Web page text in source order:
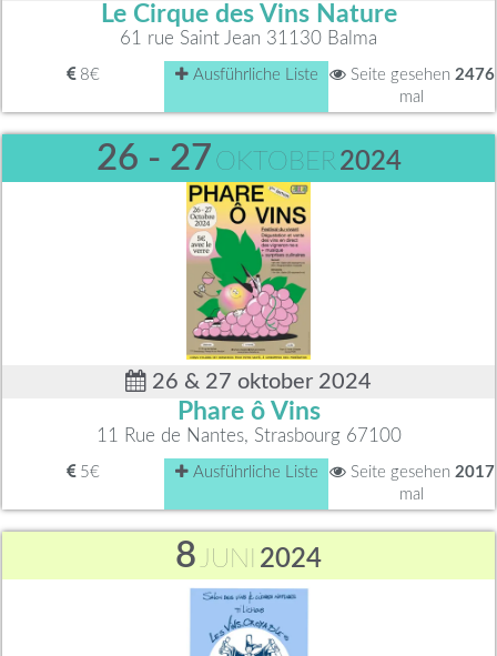
Le Cirque des Vins Nature
61 rue Saint Jean 31130 Balma
8€ Ausführliche Liste Seite gesehen 2476
mal
26 - 27 OKTOBER 2024
26 & 27 oktober 2024
Phare ô Vins
11 Rue de Nantes, Strasbourg 67100
5€ Ausführliche Liste Seite gesehen 2017
mal
8 JUNI 2024